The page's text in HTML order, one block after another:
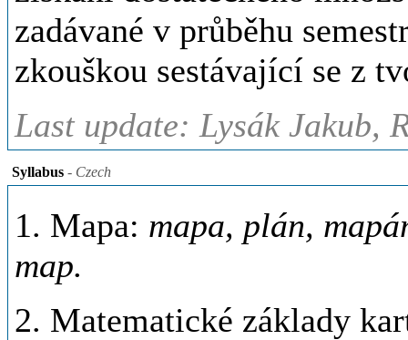
zadávané v průběhu
zkouškou sestávající se z
Last update: Lysák Jakub,
Syllabus - Czech
1. Mapa: mapa, plán,
map.
2. Matematické základy